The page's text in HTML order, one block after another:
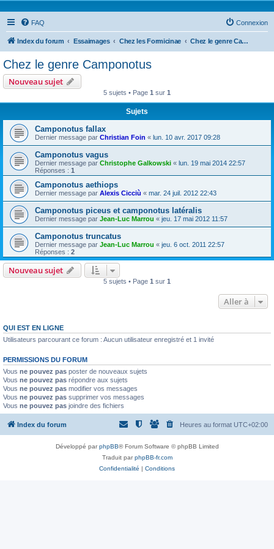
FAQ Connexion
Index du forum Essaimages Chez les Formicinae Chez le genre Camponotus
Chez le genre Camponotus
Nouveau sujet
5 sujets • Page 1 sur 1
Sujets
Camponotus fallax
Dernier message par Christian Foin « lun. 10 avr. 2017 09:28
Camponotus vagus
Dernier message par Christophe Galkowski « lun. 19 mai 2014 22:57
Réponses : 1
Camponotus aethiops
Dernier message par Alexis Cicciù « mar. 24 juil. 2012 22:43
Camponotus piceus et camponotus latéralis
Dernier message par Jean-Luc Marrou « jeu. 17 mai 2012 11:57
Camponotus truncatus
Dernier message par Jean-Luc Marrou « jeu. 6 oct. 2011 22:57
Réponses : 2
Nouveau sujet
5 sujets • Page 1 sur 1
Aller à
QUI EST EN LIGNE
Utilisateurs parcourant ce forum : Aucun utilisateur enregistré et 1 invité
PERMISSIONS DU FORUM
Vous ne pouvez pas poster de nouveaux sujets
Vous ne pouvez pas répondre aux sujets
Vous ne pouvez pas modifier vos messages
Vous ne pouvez pas supprimer vos messages
Vous ne pouvez pas joindre des fichiers
Index du forum Heures au format UTC+02:00
Développé parphpBB® Forum Software © phpBB Limited
Traduit parphpBB-fr.com
Confidentialité | Conditions